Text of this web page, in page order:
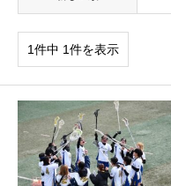
1件中 1件を表示